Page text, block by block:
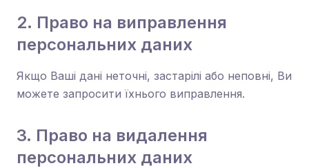
2. Право на виправлення
персональних даних
Якщо Ваші дані неточні, застарілі або неповні, Ви
можете запросити їхнього виправлення.
3. Право на видалення
персональних даних